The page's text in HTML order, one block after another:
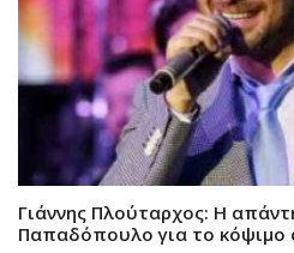
Γιάννης Πλούταρχος: Η
Παπαδόπουλο για το κόψιμο